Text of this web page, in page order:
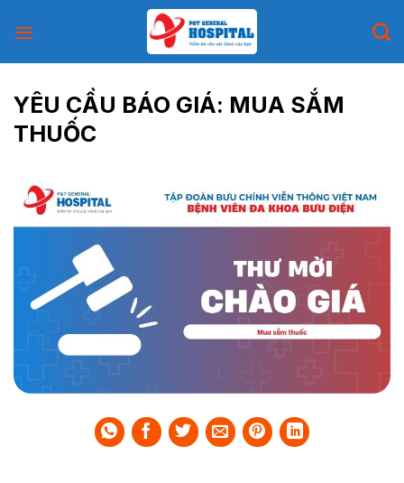
YÊU CẦU BÁO GIÁ: MUA SẮM
THUỐC